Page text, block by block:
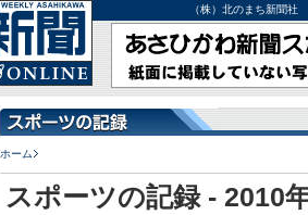
（株）北のまち新聞
ホーム
スポーツの記録 - 2010